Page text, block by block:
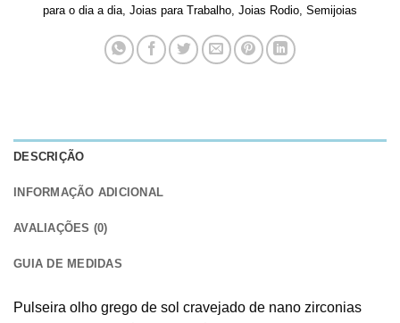
para o dia a dia Joias para Trabalho Joias Rodio Semijoias
DESCRIÇÃO
INFORMAÇÃO ADICIONAL
AVALIAÇÕES (0)
GUIA DE MEDIDAS
Pulseira olho grego de sol cravejado de nano zirconias